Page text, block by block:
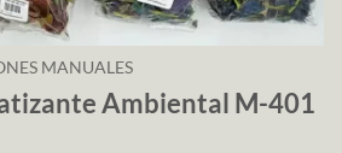
MANUALES
Ambiental M-401